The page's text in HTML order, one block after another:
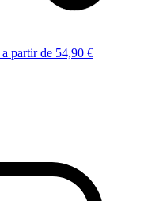
a partir de 54,90 €